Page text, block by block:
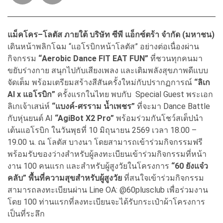
แม็คโคร–โลตัส ภายใต้ บริษัท ซีพี แอ็กซ์ตร้า จำกัด (มหาชน)
เดินหน้าพลิกโฉม “แอโรบิกหน้าโลตัส” อย่างต่อเนื่องผ่าน
กิจกรรม “Aerobic Dance FIT EAT FUN” ที่ชวนทุกคนมา
ขยับร่างกาย สนุกไปกับเสียงเพลง และเติมพลังสุขภาพดีแบบ
จัดเต็ม พร้อมเตรียมสร้างสีสันครั้งใหม่กับปรากฏการณ์ “ลิเก
AI x แอโรบิก” ครั้งแรกในไทย พบกับ Special Guest พระเอก
ลิเกเจ้าเสน่ห์ “แบงค์-ศรราม น้ำเพชร” ที่จะมา Dance Battle
กับหุ่นยนต์ AI “AgiBot X2 Pro” พร้อมร่วมกันโชว์สเต็ปนำ
เต้นแอโรบิก ในวันพุธที่ 10 มิถุนายน 2569 เวลา 18.00 –
19.00 น. ณ โลตัส บางนา โดยสามารถเข้าร่วมกิจกรรมฟรี
พร้อมรับของว่างสำหรับผู้ลงทะเบียนเข้าร่วมกิจกรรมที่หน้า
งาน 100 คนแรก และสำหรับผู้สูงวัยในโครงการ “60 ยังแจ๋ว
คลับ” พื้นที่ความสุขสำหรับผู้สูงวัย ที่สนใจเข้าร่วมกิจกรรม
สามารถลงทะเบียนผ่าน Line OA: @60plusclub เพื่อร่วมงาน
โดย 100 ท่านแรกที่ลงทะเบียนจะได้รับกระเป๋าผ้าโครงการ
เป็นที่ระลึก